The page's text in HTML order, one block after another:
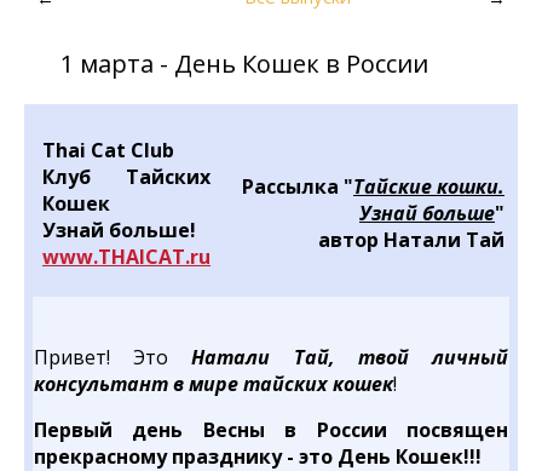
1 марта - День Кошек в России
Thai Cat Club
Клуб Тайских
Кошек
Узнай больше!
www.THAICAT.ru
Рассылка "Тайские кошки.
Узнай больше"
автор Натали Тай
Привет! ЭтоНатали Тай, твой личный
консультант в мире тайских кошек!
Первый день Весны в России посвящен
прекрасному празднику - это День Кошек!!!